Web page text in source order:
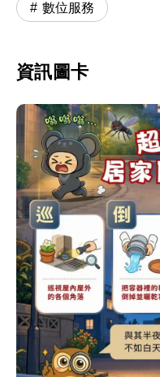
數位服務
資訊圖卡